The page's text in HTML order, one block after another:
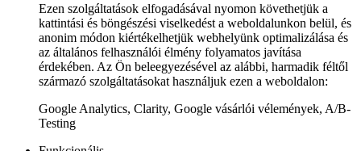
Ezen szolgáltatások elfogadásával nyomon követhetjük a
kattintási és böngészési viselkedést a weboldalunkon belül, és
anonim módon kiértékelhetjük webhelyünk optimalizálása és
az általános felhasználói élmény folyamatos javítása
érdekében. Az Ön beleegyezésével az alábbi, harmadik féltől
származó szolgáltatásokat használjuk ezen a weboldalon:
Google Analytics, Clarity, Google vásárlói vélemények, A/B-
Testing